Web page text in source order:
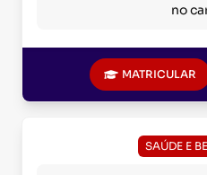
no
MATRICULAR
SAÚDE E